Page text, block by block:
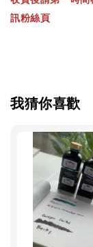
訊粉絲頁
我猜你喜歡